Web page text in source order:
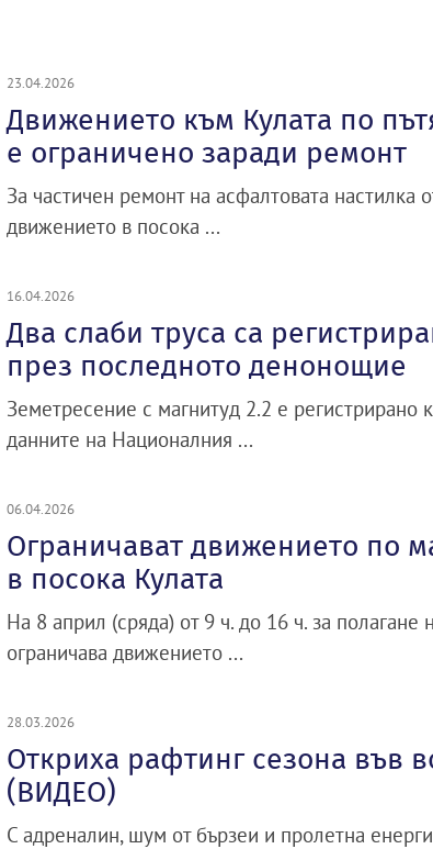
23.04.2026
Движението към Кулата по
е ограничено заради ремонт
За частичен ремонт на асфалтовата настилка
движението в посока ...
16.04.2026
Два слаби труса са
през последното денонощие
Земетресение с магнитуд 2.2 е регистрирано
данните на Националния ...
06.04.2026
Ограничават движението по
в посока Кулата
На 8 април (сряда) от 9 ч. до 16 ч. за
ограничава движението ...
28.03.2026
Откриха рафтинг сезона във
(ВИДЕО)
С адреналин, шум от бързеи и пролетна